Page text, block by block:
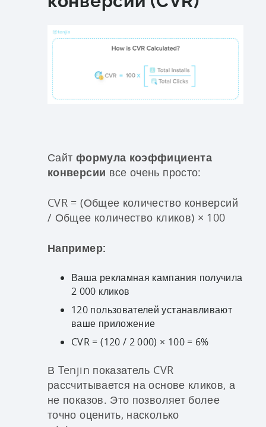
Сайт формула коэффициента
конверсии все очень просто:
CVR = (Общее количество конверсий
/ Общее количество кликов) × 100
Например:
Ваша рекламная кампания получила
2 000 кликов
120 пользователей устанавливают
ваше приложение
CVR = (120 / 2 000) × 100 = 6%
В Tenjin показатель CVR
рассчитывается на основе кликов, а
не показов. Это позволяет более
точно оценить, насколько